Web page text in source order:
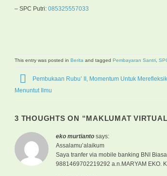
– SPC Putri: 085325557033
This entry was posted in Berita and tagged Pembayaran Santri,
Pembukaan Rubu’ II, Momentum Untuk
Menuntut Ilmu
3 THOUGHTS ON “MAKLUMAT
eko murtianto says:
Assalamu’alaikum
Saya tranfer via mobile banking BNI
9881469702219292 a.n.MARYAM EKO.